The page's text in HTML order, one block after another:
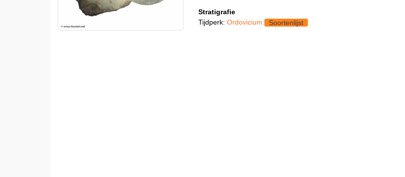
Stratigrafie
Tijdperk: Ordovicium Soortenlijst